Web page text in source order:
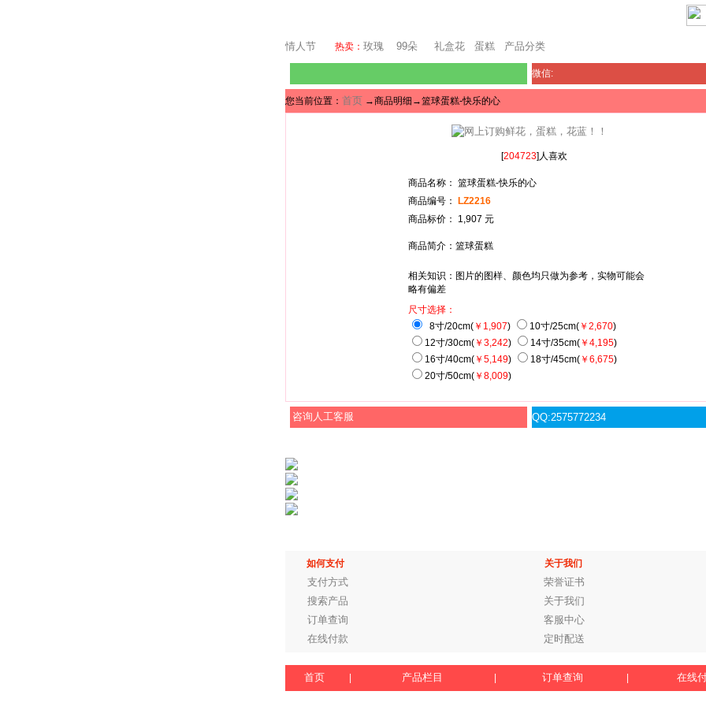
情人节 热卖： 玫瑰 99朵 礼盒花 蛋糕 产品分类
微信:
您当前位置： 首页 →商品明细→篮球蛋糕-快乐的心
[204723]人喜欢
商品名称： 篮球蛋糕-快乐的心
商品编号：
LZ2216
商品标价： 1,907 元
商品简介：篮球蛋糕
相关知识：图片的图样、颜色均只做为参考，实物可能会
略有偏差
尺寸选择：
8寸/20cm( ￥1,907) 10寸/25cm( ￥2,670)
12寸/30cm( ￥3,242) 14寸/35cm( ￥4,195)
16寸/40cm( ￥5,149) 18寸/45cm( ￥6,675)
20寸/50cm( ￥8,009)
咨询人工客服 QQ:2575772234
如何支付 关于我们
支付方式
荣誉证书
搜索产品
关于我们
订单查询
客服中心
在线付款
定时配送
首页 产品栏目 订单查询 在线